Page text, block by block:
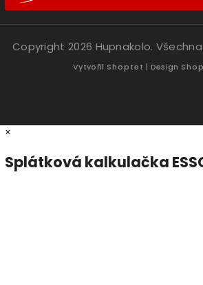
Copyright 2026 Hupnakolo.
Vytvořil Shoptet | Design
×
Splátková kalkulačka